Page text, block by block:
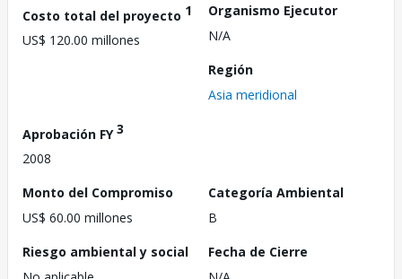
Costo total del proyecto 1
US$ 120.00 millones
Organismo Ejecutor
N/A
Región
Asia meridional
Aprobación FY3
2008
Monto del Compromiso
US$ 60.00 millones
Categoría Ambiental
B
Riesgo ambiental y social
Fecha de Cierre